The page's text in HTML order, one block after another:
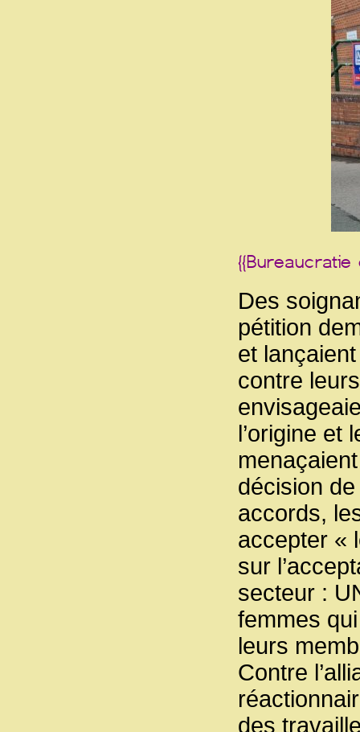
Des
pétition
et
contre
l’origine et
décision
accords,
accepter «
sur
secteur :
femmes
leurs
Contre
des